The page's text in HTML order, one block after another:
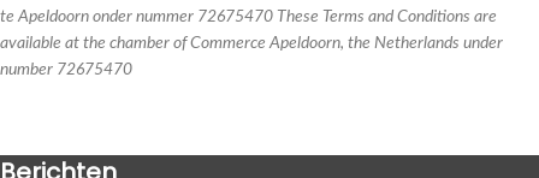
te Apeldoorn onder nummer 72675470 These Terms and Conditions are
available at the chamber of Commerce Apeldoorn, the Netherlands under
number 72675470